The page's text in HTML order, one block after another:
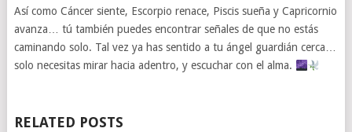
Así como Cáncer siente, Escorpio renace, Piscis sueña y Capricornio
avanza… tú también puedes encontrar señales de que no estás
caminando solo. Tal vez ya has sentido a tu ángel guardián cerca…
solo necesitas mirar hacia adentro, y escuchar con el alma.
RELATED POSTS